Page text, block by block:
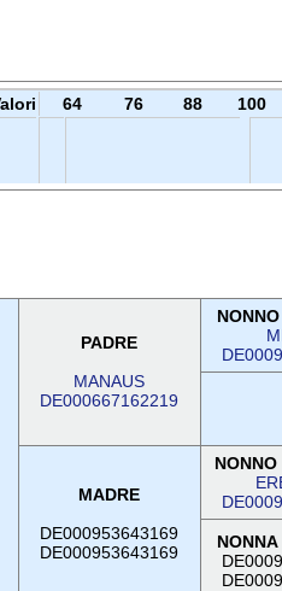
64 76 88 100
PADRE
MANAUS
DE000667162219
MADRE
DE000953643169
DE000953643169